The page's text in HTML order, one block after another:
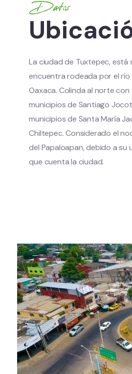
Datos
La ciudad de Tuxtepec, está
encuentra rodeada por el
Oaxaca. Colinda al norte
municipios de Santiago
municipios de Santa María
Chiltepec. Considerado el
del Papaloapan, debido a su
que cuenta la ciudad.